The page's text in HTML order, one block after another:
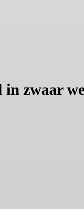
in zwaar